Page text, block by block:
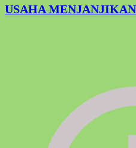
USAHA